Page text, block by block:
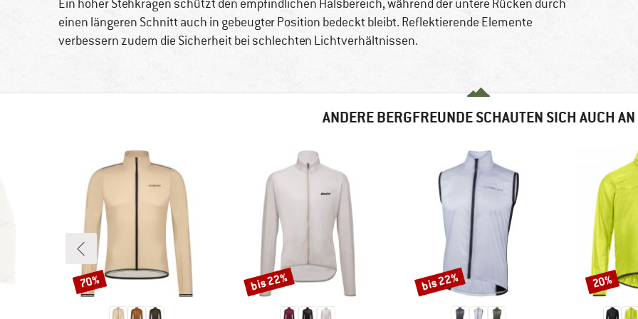
Ein hoher Stehkragen schützt den empfindlichen Halsbereich, während der untere Rücken durch
einen längeren Schnitt auch in gebeugter Position bedeckt bleibt. Reflektierende Elemente
verbessern zudem die Sicherheit bei schlechten Lichtverhältnissen.
ANDERE BERGFREUNDE SCHAUTEN SICH AUCH AN
Rabatt
70% Rabatt
bis 22% Rabatt
bis 22% Rabatt
20%